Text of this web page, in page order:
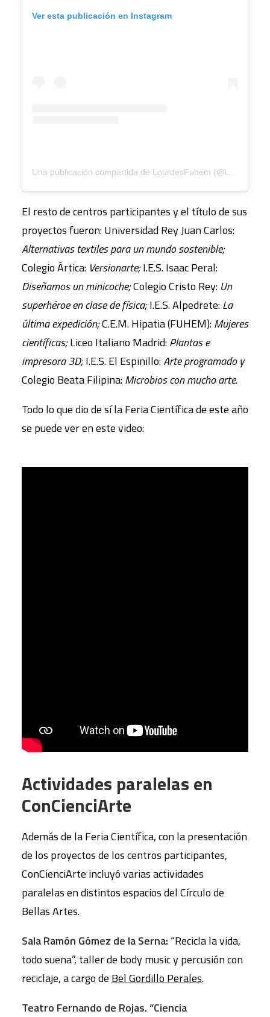
Ver esta publicación en Instagram
El resto de centros participantes y el título de sus
proyectos fueron: Universidad Rey Juan Carlos:
Alternativas textiles para un mundo sostenible;
Colegio Ártica: Versionarte;I.E.S. Isaac Peral:
Diseñamos un minicoche;Colegio Cristo Rey: Un
superhéroe en clase de física;I.E.S. Alpedrete:La
última expedición;C.E.M. Hipatia (FUHEM):Mujeres
científicas;Liceo Italiano Madrid:Plantas e
impresora 3D;I.E.S. El Espinillo:Arte programado y
Colegio Beata Filipina:Microbios con mucho arte.
Todo lo que dio de sí la Feria Científica de este año
se puede ver en este video:
Actividades paralelas en
ConCienciArte
Además de la Feria Científica, con la presentación
de los proyectos de los centros participantes,
ConCienciArte incluyó varias actividades
paralelas en distintos espacios del Círculo de
Bellas Artes.
Sala Ramón Gómez de la Serna: “Recicla la vida,
todo suena”, taller de body music y percusión con
reciclaje, a cargo de Bel Gordillo Perales.
Teatro Fernando de Rojas. “Ciencia